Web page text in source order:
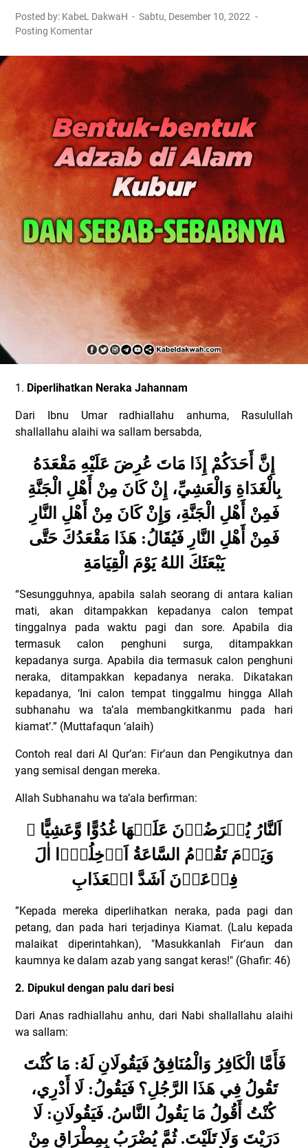
Posted by: KabeL DakwaH
Sabtu, Desember 10, 2022
Posting Komentar
1. Diperlihatkan Neraka Jahannam
Dari Ibnu Umar radhiallahu anhuma, Rasulullah
shallallahu alaihi wa sallam bersabda,
إِنَّ أَحَدَكُمْ إِذَا مَاتَ عُرِضَ عَلَيْهِ مَقْعَدَهُ
بِالْغَدَاةِ وَالْعَشِيِّ، إِنْ كَانَ مِنْ أَهْلِ الْجَنَّةِ
فَمِنْ أَهْلِ الْجَنَّةِ، وَإِنْ كَانَ مِنْ أَهْلِ النَّارِ
فَمِنْ أَهْلِ النَّارِ فَيُقَالُ: هَذَا مَقْعَدُكَ حَتَّى
يَبْعَثَكَ اللهُ يَوْمَ الْقِيَامَةِ
“Sesungguhnya, apabila salah seorang di antara kalian
mati, akan ditampakkan kepadanya calon tempat
tinggalnya pada waktu pagi dan sore. Apabila dia
termasuk calon penghuni surga, ditampakkan
kepadanya surga. Apabila dia termasuk calon penghuni
neraka, ditampakkan kepadanya neraka. Dikatakan
kepadanya, ‘Ini calon tempat tinggalmu hingga Allah
subhanahu wa ta’ala membangkitkanmu pada hari
kiamat’.” (Muttafaqun ‘alaih)
Contoh real dari Al Qur’an: Fir’aun dan Pengikutnya dan
yang semisal dengan mereka.
Allah Subhanahu wa ta’ala berfirman:
اَلنَّارُ يُعۡرَضُوۡنَ عَلَيۡهَا غُدُوًّا وَّعَشِيًّا ۚ
وَيَوۡمَ تَقُوۡمُ السَّاعَةُ اَدۡخِلُوۡۤا اٰلَ
فِرۡعَوۡنَ اَشَدَّ الۡعَذَابِ
”Kepada mereka diperlihatkan neraka, pada pagi dan
petang, dan pada hari terjadinya Kiamat. (Lalu kepada
malaikat diperintahkan), "Masukkanlah Fir‘aun dan
kaumnya ke dalam azab yang sangat keras!" (Ghafir: 46)
2. Dipukul dengan palu dari besi
Dari Anas radhiallahu anhu, dari Nabi shallallahu alaihi
wa sallam:
فَأَمَّا الْكَافِرُ وَالْمُنَافِقُ فَيَقُولَانِ لَهُ: مَا كُنْتَ
تَقُولُ فِي هَذَا الرَّجُلِ؟ فَيَقُولُ: لَا أَدْرِي،
كُنْتُ أَقُولُ مَا يَقُولُ النَّاسُ. فَيَقُولَانِ: لَا
دَرَيْتَ وَلَا تَلَيْتَ. ثُمَّ يُضْرَبُ بِمِطْرَاقٍ مِنْ